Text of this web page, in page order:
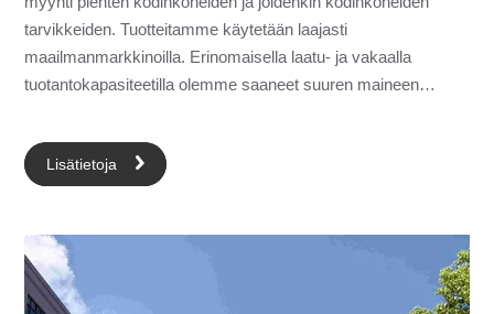
tarvikkeiden. Tuotteitamme käytetään laajasti
maailmanmarkkinoilla. Erinomaisella laatu- ja vakaalla
tuotantokapasiteetilla olemme saaneet suuren maineen
sisältävätilmakeittiö
Lisätietoja